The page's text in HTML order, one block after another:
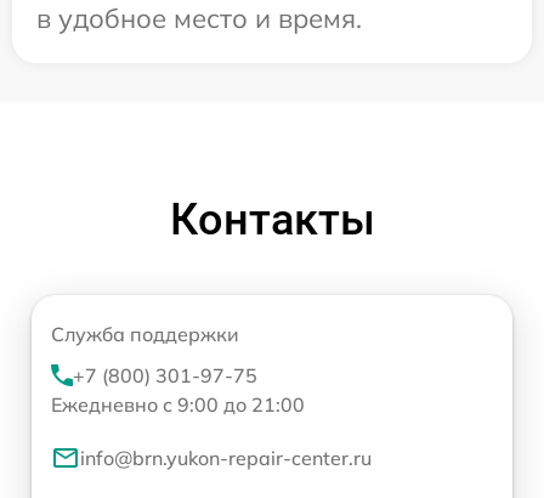
в удобное место и время.
Контакты
Служба поддержки
+7 (800) 301-97-75
Ежедневно с 9:00 до 21:00
info@brn.yukon-repair-center.ru